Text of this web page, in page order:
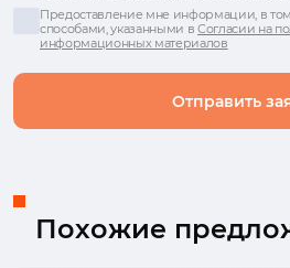
Предоставление мне информации, в
способами, указанными вСогласии на
информационных материалов
Похожие